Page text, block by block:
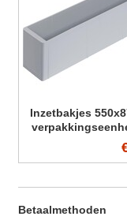
Inzetbakjes
stuks
Betaalmethoden